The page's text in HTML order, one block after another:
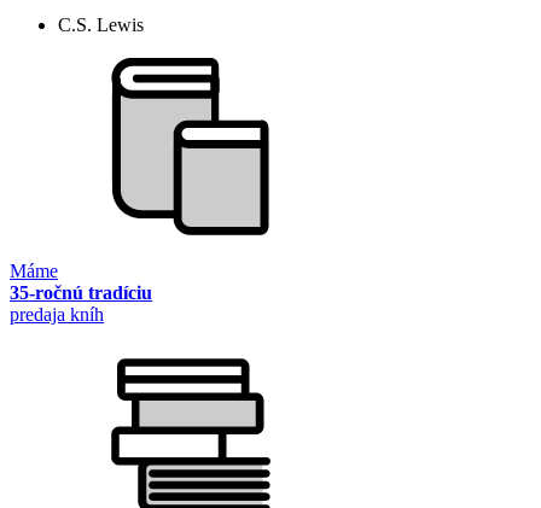
C.S. Lewis
Máme
35-ročnú tradíciu
predaja kníh